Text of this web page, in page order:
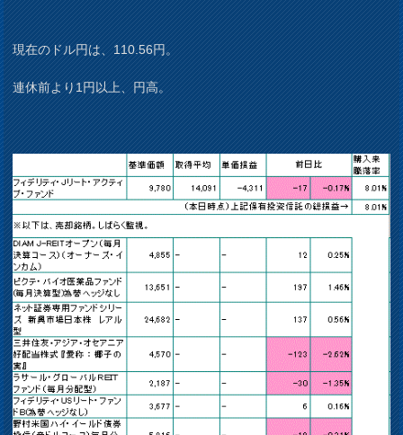
現在のドル円は、110.56円。
連休前より1円以上、円高。